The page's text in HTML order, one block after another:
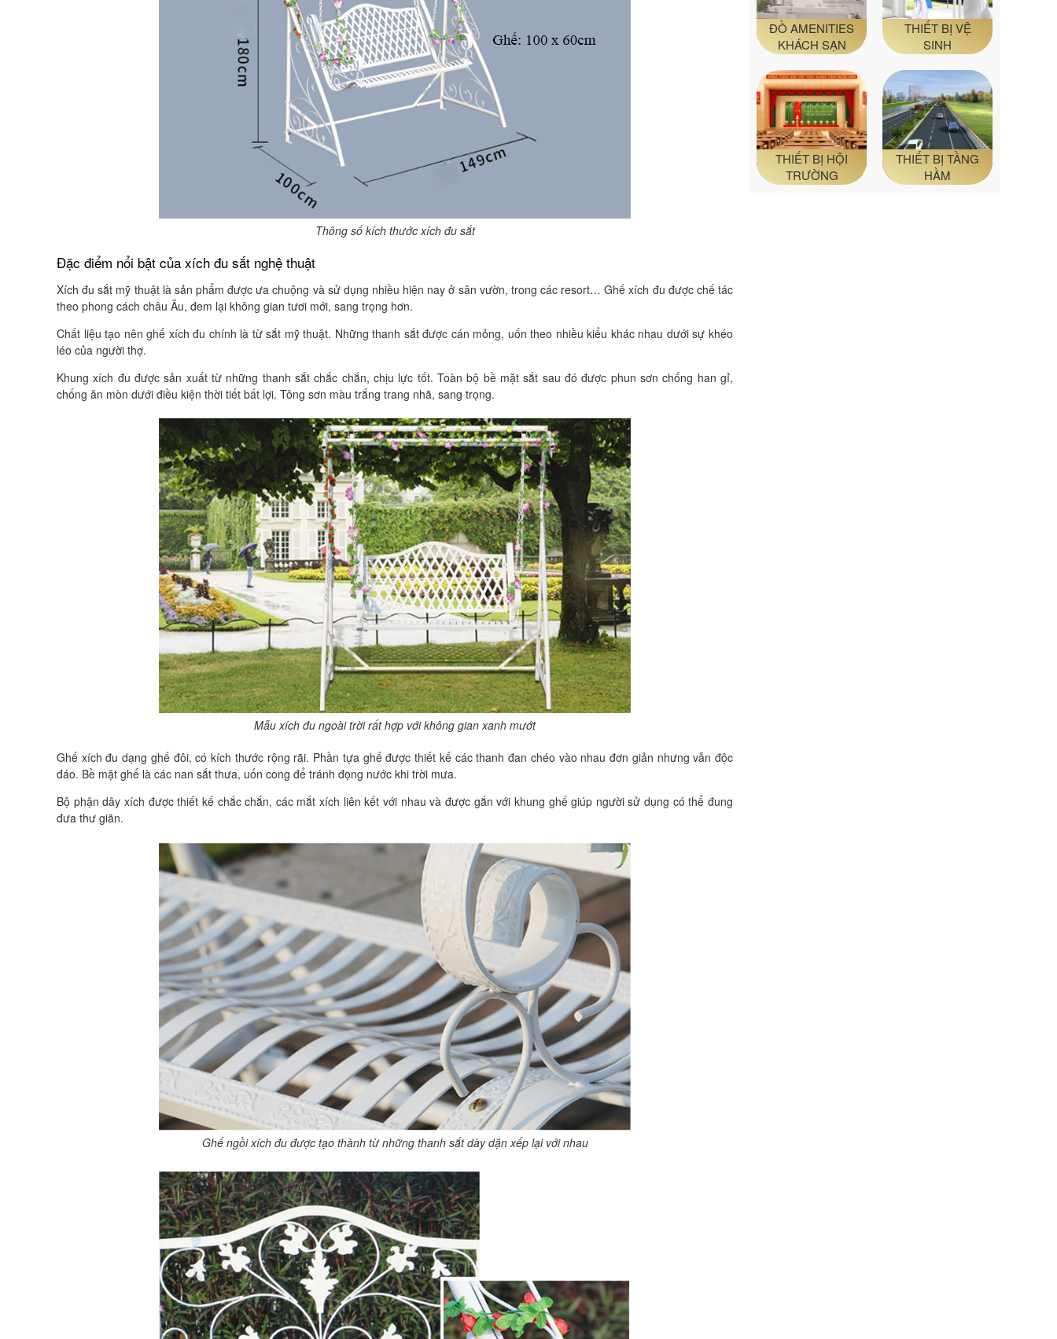
Thông số kích thước xích đu sắt
Đặc điểm nổi bật của xích đu sắt nghệ thuật
Xích đu sắt mỹ thuật là sản phẩm được ưa chuộng và sử dụng nhiều hiện nay ở sân vườn, trong các resort… Ghế xích đu được chế tác
theo phong cách châu Âu, đem lại không gian tươi mới, sang trọng hơn.
Chất liệu tạo nên ghế xích đu chính là từ sắt mỹ thuật. Những thanh sắt được cán mỏng, uốn theo nhiều kiểu khác nhau dưới sự khéo
léo của người thợ.
Khung xích đu được sản xuất từ những thanh sắt chắc chắn, chịu lực tốt. Toàn bộ bề mặt sắt sau đó được phun sơn chống han gỉ,
chống ăn mòn dưới điều kiện thời tiết bất lợi. Tông sơn màu trắng trang nhã, sang trọng.
Mẫu xích đu ngoài trời rất hợp với không gian xanh mướt
Ghế xích đu dạng ghế đôi, có kích thước rộng rãi. Phần tựa ghế được thiết kế các thanh đan chéo vào nhau đơn giản nhưng vẫn độc
đáo. Bề mặt ghế là các nan sắt thưa, uốn cong để tránh đọng nước khi trời mưa.
Bộ phận dây xích được thiết kế chắc chắn, các mắt xích liên kết với nhau và được gắn với khung ghế giúp người sử dụng có thể đung
đưa thư giãn.
Ghế ngồi xích đu được tạo thành từ những thanh sắt dày dặn xếp lại với nhau
ĐỒ AMENITIES
KHÁCH SẠN
THIẾT BỊ VỆ
SINH
THIẾT BỊ HỘI
TRƯỜNG
THIẾT BỊ TẦNG
HẦM